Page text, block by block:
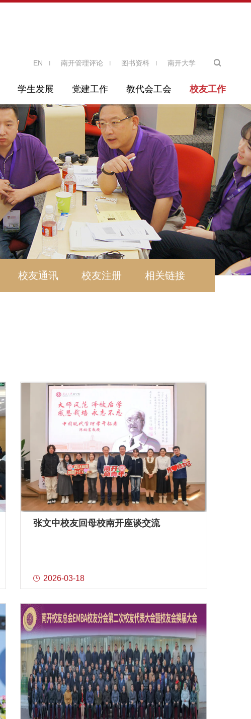
EN 南开管理评论 图书资料 南开大学
学生发展 党建工作 教代会工会 校友工作
校友通讯 校友注册 相关链接
张文中校友回母校南开座谈交流
2026-03-18